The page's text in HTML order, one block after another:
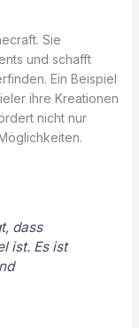
Sie
und schafft
Ein Beispiel
ihre Kreationen
nicht nur
dass
ist. Es ist